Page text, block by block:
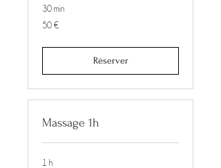
30 min
50
euros
50 €
Réserver
Massage 1h
1 h